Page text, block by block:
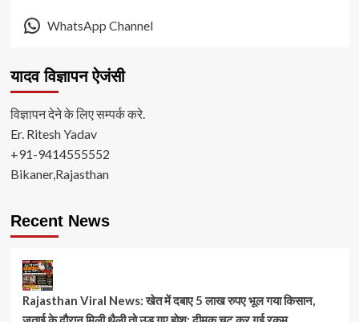
WhatsApp Channel
यादव विज्ञापन ऐजंसी
विज्ञापन देने के लिए सम्पर्क करे.
Er. Ritesh Yadav
+91-9414555552
Bikaner,Rajasthan
Recent News
Rajasthan Viral News: खेत में दबाए 5 लाख रुपए भूल गया किसान,